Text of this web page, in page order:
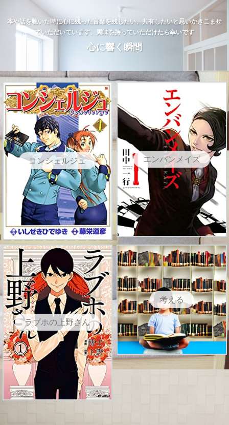
本や話を聴いた時に心に残った言葉を残したい、共有したいと思いかきこませ
ていただいています、興味を持っていただけたら幸いです
心に響く瞬間
コンシェルジュ エンバンメイズ
ラブホの上野さん
考える